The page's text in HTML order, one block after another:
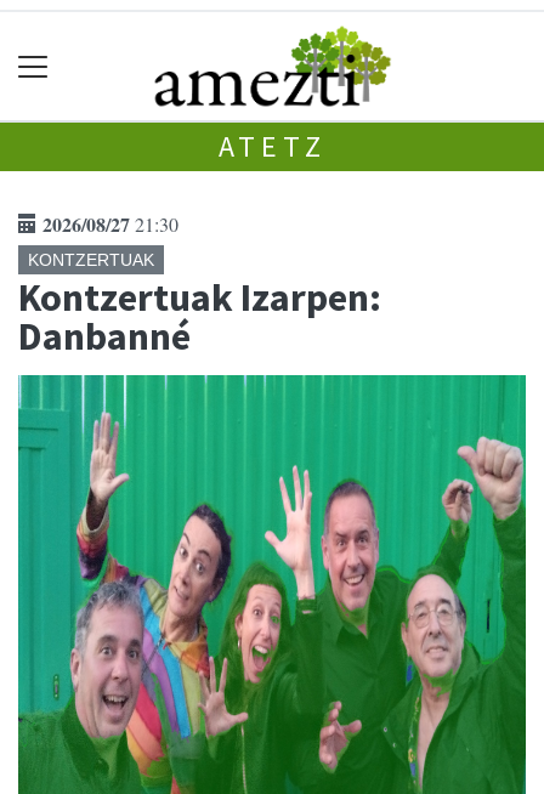
ATETZ
2026/08/2721:30
KONTZERTUAK
Kontzertuak Izarpen:
Danbanné